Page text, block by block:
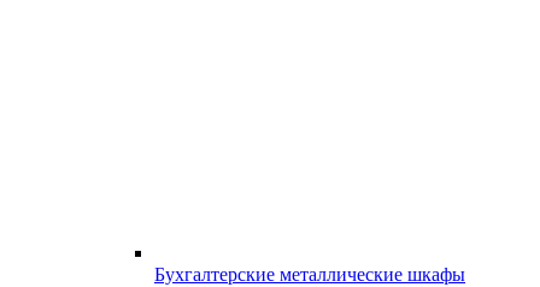
Бухгалтерские металлические шкафы